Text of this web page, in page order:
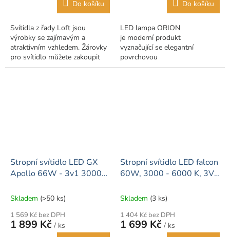
Do košíku
Svítidla z řady Loft jsou
výrobky se zajímavým a
atraktivním vzhledem. Žárovky
pro svítidlo můžete zakoupit
zde.
Do košíku
LED lampa ORION
je moderní produkt
vyznačující se elegantní
povrchovou
úpravou propracovanou do
Stropní svítidlo LED GX
Apollo 66W - 3v1 3000-
Skladem (>50 ks)
1 569 Kč bez DPH
1 899 Kč / ks
Stropní svítidlo LED falcon
60W, 3000 - 6000 K, 3V1
Skladem (3 ks)
1 404 Kč bez DPH
1 699 Kč / ks